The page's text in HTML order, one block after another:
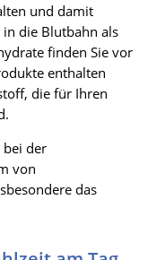
und damit
die Blutbahn als
finden Sie vor
enthalten
die für Ihren
bei der
von
das